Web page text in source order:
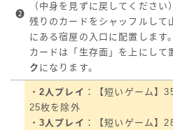
❷
（中身を見ずに戻してください）
残りのカードをシャッフルして
にある宿屋の入口に配置します。
カードは「生存面」を上にして
ク になります。
・ 2人プレイ ：【短いゲーム】
25枚を除外
・ 3人プレイ ：【短いゲーム】